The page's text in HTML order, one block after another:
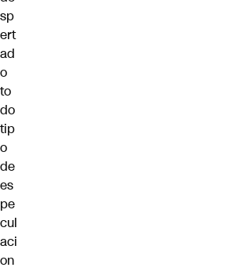
sp
ert
ad
o
to
do
tip
o
de
es
pe
cul
aci
on